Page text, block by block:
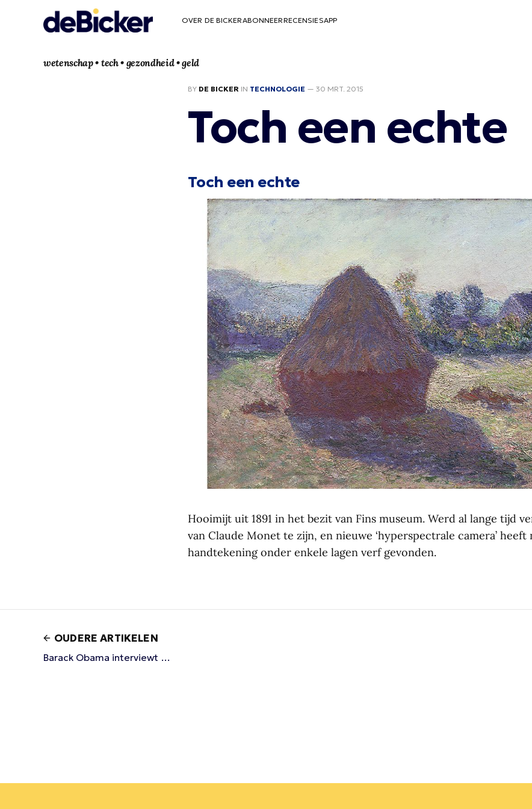
OVER DE BICKERABONNEERRECENSIESAPP
wetenschap • tech • gezondheid • geld
BY DE BICKER IN TECHNOLOGIE — 30 MRT. 2015
Toch een echte
Toch een echte
Hooimijt uit 1891 in het bezit van Fins museum. Werd al lange tijd
van Claude Monet te zijn, en nieuwe ‘hyperspectrale camera’ heeft
handtekening onder enkele lagen verf gevonden.
OUDERE ARTIKELEN
Barack Obama interviewt …